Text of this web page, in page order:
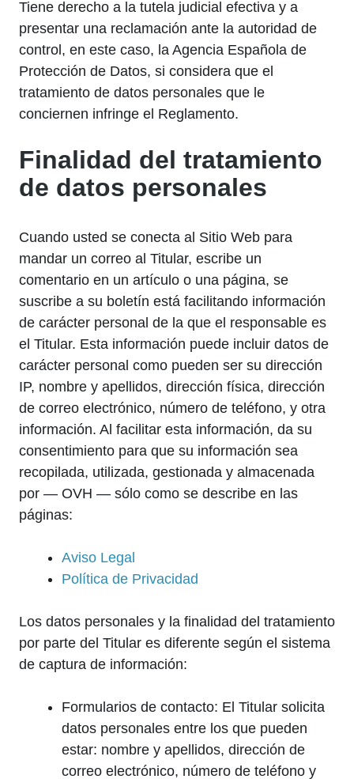
Tiene derecho a la tutela judicial efectiva y a
presentar una reclamación ante la autoridad de
control, en este caso, la Agencia Española de
Protección de Datos, si considera que el
tratamiento de datos personales que le
conciernen infringe el Reglamento.
Finalidad del tratamiento
de datos personales
Cuando usted se conecta al Sitio Web para
mandar un correo al Titular, escribe un
comentario en un artículo o una página, se
suscribe a su boletín está facilitando información
de carácter personal de la que el responsable es
el Titular. Esta información puede incluir datos de
carácter personal como pueden ser su dirección
IP, nombre y apellidos, dirección física, dirección
de correo electrónico, número de teléfono, y otra
información. Al facilitar esta información, da su
consentimiento para que su información sea
recopilada, utilizada, gestionada y almacenada
por — OVH — sólo como se describe en las
páginas:
Aviso Legal
Política de Privacidad
Los datos personales y la finalidad del tratamiento
por parte del Titular es diferente según el sistema
de captura de información:
Formularios de contacto: El Titular solicita
datos personales entre los que pueden
estar: nombre y apellidos, dirección de
correo electrónico, número de teléfono y